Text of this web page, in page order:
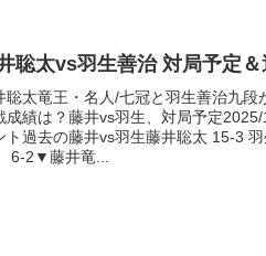
聡太vs羽生善治 対局予定
聡太竜王・名人/七冠と羽生善治九
成績は？藤井vs羽生、対局予定
ト過去の藤井vs羽生藤井聡太 15-3
6-2▼藤井竜...